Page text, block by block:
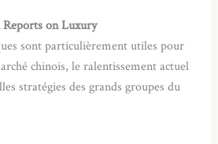
on Luxury
sont particulièrement utiles pour
chinois, le ralentissement actuel
stratégies des grands groupes du